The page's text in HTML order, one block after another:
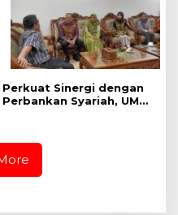
Perkuat Sinergi dengan
Perbankan Syariah, UMRI
Pegawai